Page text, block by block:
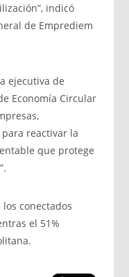
indicó
de Emprediem
ejecutiva de
Economía Circular
reactivar la
que protege
conectados
el 51%